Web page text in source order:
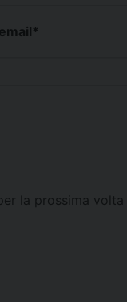
*
la prossima